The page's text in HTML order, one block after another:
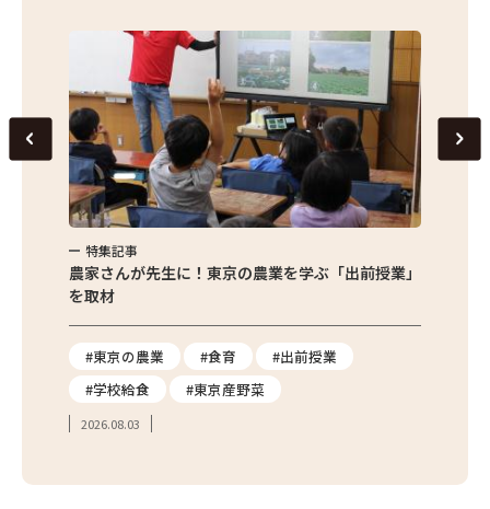
特集記事
農家さんが先生に！東京の農業を学ぶ「出前授業」
を取材
#東京の農業 #食育
#出前授業
#学校給食
#東京産野菜
2026.08.03